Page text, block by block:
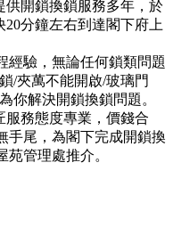
供開鎖換鎖服務多年，於
20分鐘左右到達閣下府上
經驗，無論任何鎖類問題
/夾萬不能開啟/玻璃門
你解決開鎖換鎖問題。
服務態度專業，價錢合
手尾，為閣下完成開鎖換
管理處推介。